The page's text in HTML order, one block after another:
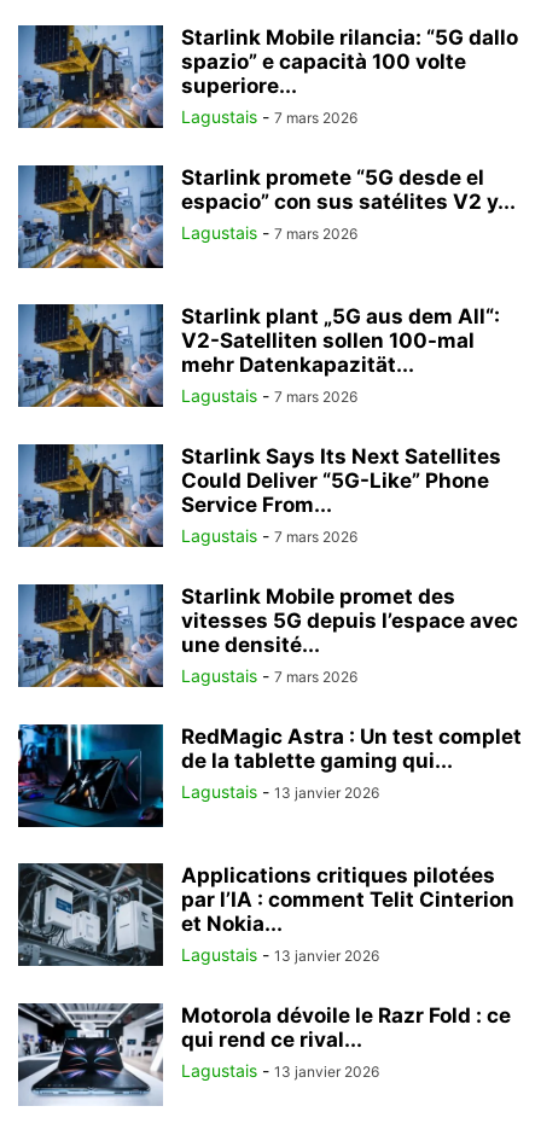
Starlink Mobile rilancia: “5G dallo
spazio” e capacità 100 volte
superiore...
Lagustais - 7 mars 2026
Starlink promete “5G desde el
espacio” con sus satélites V2 y...
Lagustais - 7 mars 2026
Starlink plant „5G aus dem All“:
V2-Satelliten sollen 100-mal
mehr Datenkapazität...
Lagustais - 7 mars 2026
Starlink Says Its Next Satellites
Could Deliver “5G-Like” Phone
Service From...
Lagustais - 7 mars 2026
Starlink Mobile promet des
vitesses 5G depuis l’espace avec
une densité...
Lagustais - 7 mars 2026
RedMagic Astra : Un test complet
de la tablette gaming qui...
Lagustais - 13 janvier 2026
Applications critiques pilotées
par l’IA : comment Telit Cinterion
et Nokia...
Lagustais - 13 janvier 2026
Motorola dévoile le Razr Fold : ce
qui rend ce rival...
Lagustais - 13 janvier 2026